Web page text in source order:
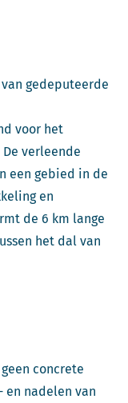
gedeputeerde
voor het
verleende
een gebied in de
en
de 6 km lange
het dal van
concrete
en nadelen van